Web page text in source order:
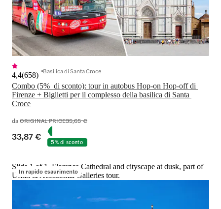
Combo (5%  di sconto): tour in autobus Hop-on Hop-off di
Firenze + Biglietti per il complesso della basilica di Santa
Croce
4,4(658) Basilica di Santa Croce
daORIGINAL PRICE35,65 €
33,87 € 5% di sconto
In rapido esaurimento
Slide 1 of 1, Florence Cathedral and cityscape at dusk, part of
Uffizi & Accademia Galleries tour.